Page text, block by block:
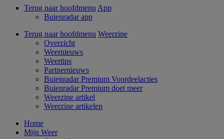
Terug naar hoofdmenu App
Buienradar app
Terug naar hoofdmenu Weerzine
Overzicht
Weernieuws
Weertips
Partnernieuws
Buienradar Premium Voordeelacties
Buienradar Premium doet meer
Weerzine artikel
Weerzine artikelen
Home
Mijn Weer